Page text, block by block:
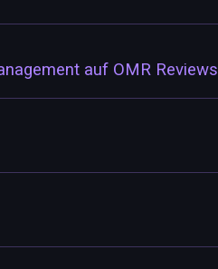
auf OMR Reviews